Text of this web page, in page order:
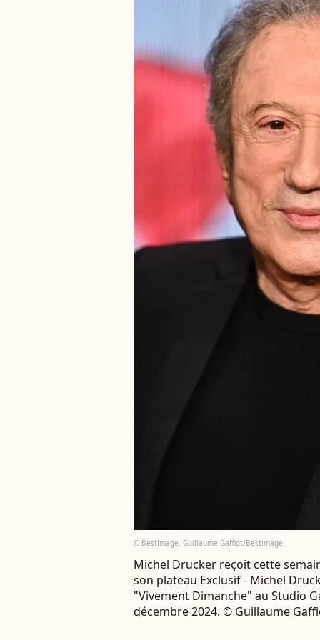
© BestImage, Guillaume Gaffiot/Bestimage
Michel Drucker reçoit cette
son plateau Exclusif - Michel
"Vivement Dimanche" au Studio
décembre 2024. © Guillaume